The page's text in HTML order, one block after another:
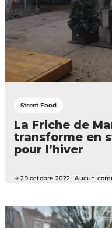
Street Food
La Friche de
transforme en
pour l’hiver
29 octobre 2022 Aucun